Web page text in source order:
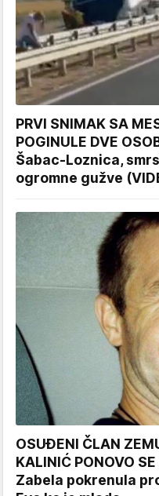
PRVI SNIMAK SA
POGINULE DVE
Šabac-Loznica,
ogromne gužve
OSUĐENI ČLAN
KALINIĆ PONOVO
Zabela pokrenula